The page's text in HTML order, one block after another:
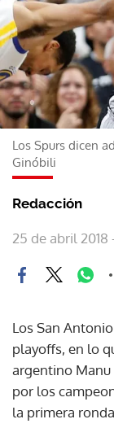
Los Spurs dicen
Ginóbili
Redacción
25 de abril 2018
Los San
playoffs, en lo
argentino
por los
la primera